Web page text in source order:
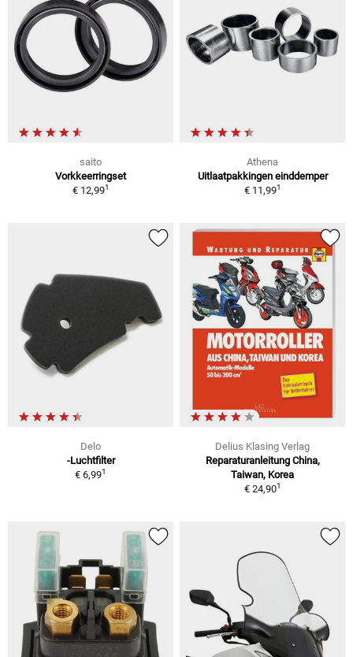
saito
Vorkkeerringset
€ 12,991
Athena
Uitlaatpakkingen einddemper
€ 11,991
Delo
-Luchtfilter
€ 6,991
Delius Klasing Verlag
Reparaturanleitung China,
Taiwan, Korea
€ 24,901